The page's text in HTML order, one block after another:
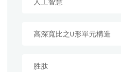
高深寬比之U形單元構造
胜肽